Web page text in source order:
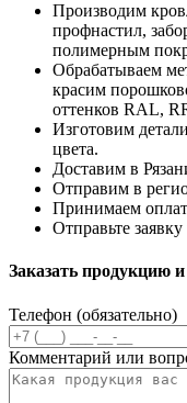
Производим
профнастил,
полимерным
Обрабатываем
красим
оттенков RAL,
Изготовим
цвета.
Доставим в
Отправим в
Принимаем
Отправьте
Заказать продукцию и
Телефон (обязательно)
Комментарий или